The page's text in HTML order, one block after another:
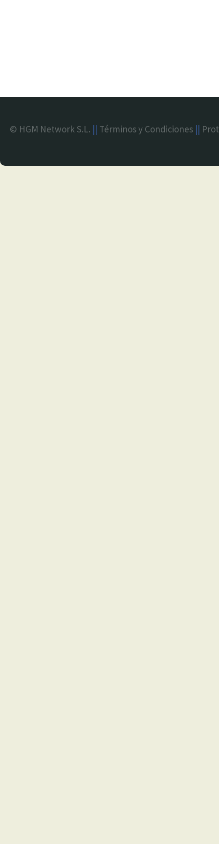
© HGM Network S.L. || Términos y Condiciones ||